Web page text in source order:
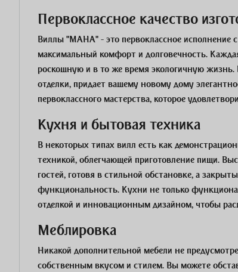
Первоклассное качество
Виллы "MAHA" - это первоклассное исполнение
максимальный комфорт и долговечность.
роскошную и в то же время экологичную
отделки, придает вашему новому дому
первоклассного мастерства, которое
Кухня и бытовая техника
В некоторых типах вилл есть как
техникой, облегчающей приготовление пищи.
гостей, готовя в стильной обстановке, а
функциональность. Кухни не только
отделкой и инновационным дизайном, чтобы
Меблировка
Никакой дополнительной мебели не
собственным вкусом и стилем. Вы можете